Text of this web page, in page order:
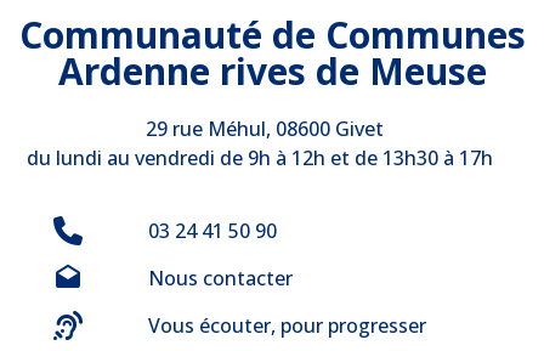
Communauté de Communes
Ardenne rives de Meuse
29 rue Méhul, 08600 Givet
du lundi au vendredi de 9h à 12h et de 13h30 à 17h
03 24 41 50 90
Nous contacter
Vous écouter, pour progresser